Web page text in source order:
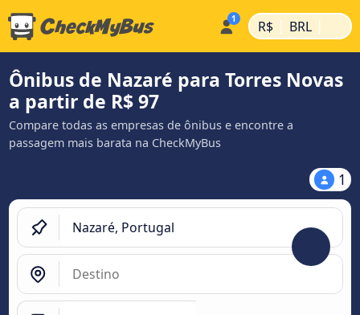
R$ | BRL |
Ônibus de Nazaré para Torres Novas
a partir de R$ 97
Compare todas as empresas de ônibus e encontre a
passagem mais barata na CheckMyBus
1